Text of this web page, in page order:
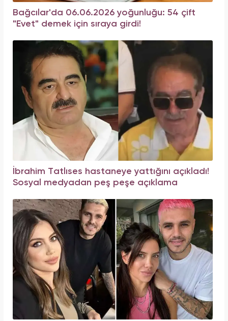
Bağcılar'da 06.06.2026 yoğunluğu: 54 çift
"Evet" demek için sıraya girdi!
İbrahim Tatlıses hastaneye yattığını açıkladı!
Sosyal medyadan peş peşe açıklama